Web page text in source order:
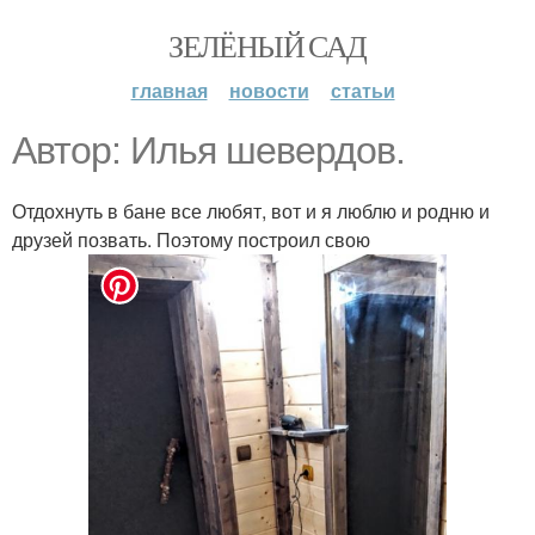
ЗЕЛЁНЫЙ САД
главная новости статьи
Автор: Илья шевердов.
Отдохнуть в бане все любят, вот и я люблю и родню и
друзей позвать. Поэтому построил свою